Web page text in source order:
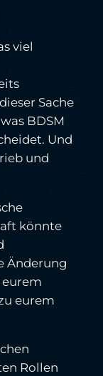
viel
Sache
BDSM
Und
und
könnte
Änderung
eurem
eurem
Rollen